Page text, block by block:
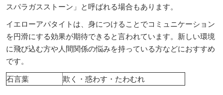
スパラガスストーン」と呼ばれる場合もあります。
イエローアパタイトは、身につけることでコミュニケーション
を円滑にする効果が期待できると言われています。新しい環境
に飛び込む方や人間関係の悩みを持っている方などにおすすめ
です。
石言葉
欺く・惑わす・たわむれ